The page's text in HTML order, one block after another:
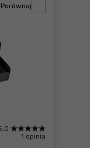
1 opinia
Porównaj